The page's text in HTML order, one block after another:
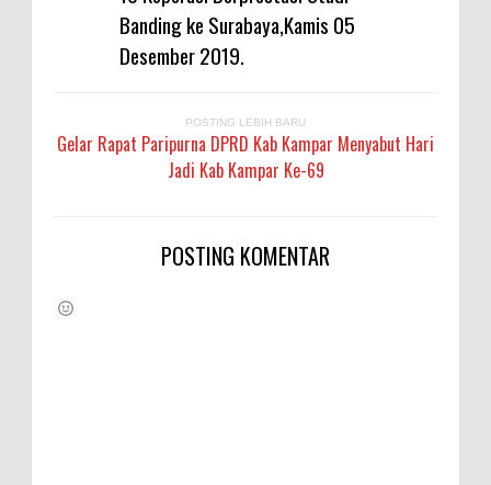
Banding ke Surabaya,Kamis 05
Desember 2019.
POSTING LEBIH BARU
Gelar Rapat Paripurna DPRD Kab Kampar Menyabut Hari
Jadi Kab Kampar Ke-69
POSTING KOMENTAR